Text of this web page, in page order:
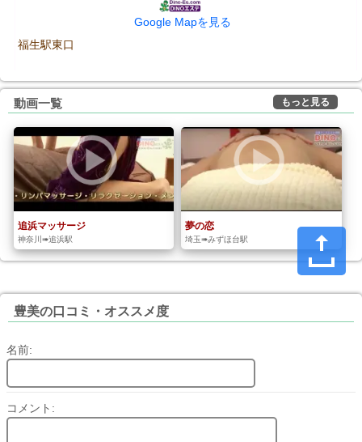
Google Mapを見る
福生駅東口
動画一覧 もっと見る
追浜マッサージ
神奈川➠追浜駅
夢の恋
埼玉➠みずほ台駅
豊美の口コミ・オススメ度
名前:
コメント: